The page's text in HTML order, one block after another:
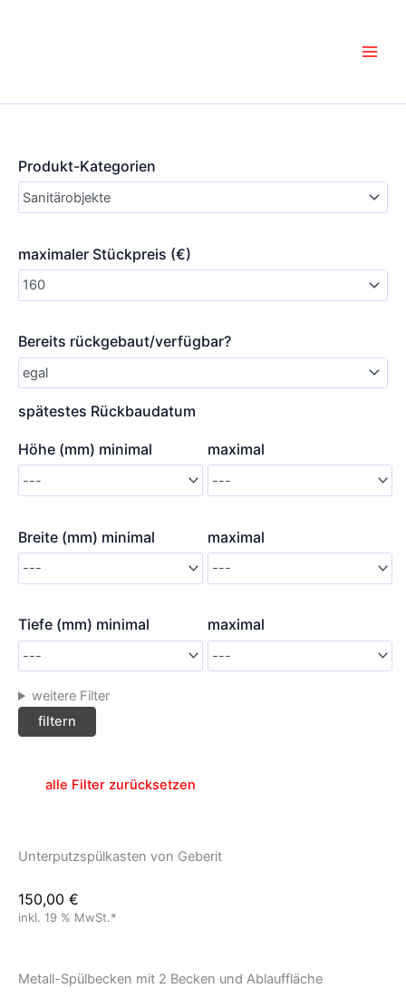
Produkt-Kategorien
maximaler Stückpreis (€)
Bereits rückgebaut/verfügbar?
spätestes Rückbaudatum
Höhe (mm) minimal maximal
Breite (mm) minimal maximal
Tiefe (mm) minimal maximal
weitere Filter
alle Filter zurücksetzen
Unterputzspülkasten von Geberit
150,00 €
inkl. 19 % MwSt.*
Metall-Spülbecken mit 2 Becken und Ablauffläche